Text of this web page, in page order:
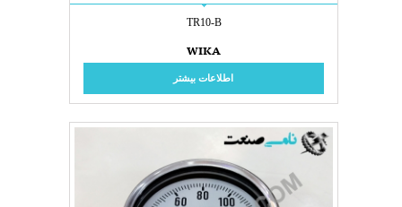
TR10-B
WIKA
اطلاعات بیشتر